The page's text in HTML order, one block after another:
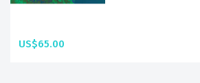
US$65.00